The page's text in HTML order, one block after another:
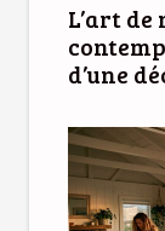
L’art
d’une